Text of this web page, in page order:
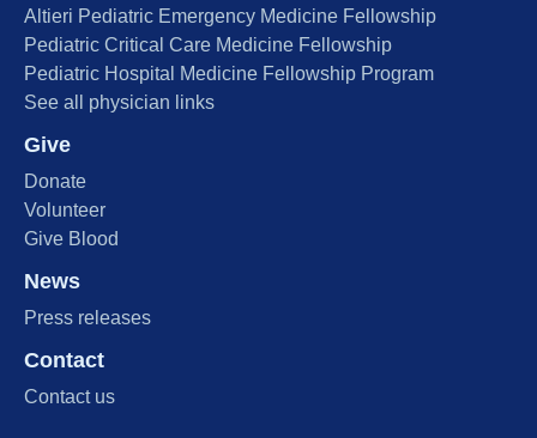
Altieri Pediatric Emergency Medicine Fellowship
Pediatric Critical Care Medicine Fellowship
Pediatric Hospital Medicine Fellowship Program
See all physician links
Give
Donate
Volunteer
Give Blood
News
Press releases
Contact
Contact us